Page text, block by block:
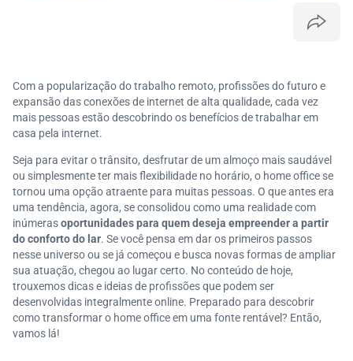
Com a popularização do trabalho remoto, profissões do futuro e
expansão das conexões de internet de alta qualidade, cada vez
mais pessoas estão descobrindo os benefícios de trabalhar em
casa pela internet.
Seja para evitar o trânsito, desfrutar de um almoço mais saudável
ou simplesmente ter mais flexibilidade no horário, o home office se
tornou uma opção atraente para muitas pessoas. O que antes era
uma tendência, agora, se consolidou como uma realidade com
inúmerasoportunidades para quem deseja empreender a partir
do conforto do lar. Se você pensa em dar os primeiros passos
nesse universo ou se já começou e busca novas formas de ampliar
sua atuação, chegou ao lugar certo. No conteúdo de hoje,
trouxemos dicas e ideias de profissões que podem ser
desenvolvidas integralmente online. Preparado para descobrir
como transformar o home office em uma fonte rentável? Então,
vamos lá!